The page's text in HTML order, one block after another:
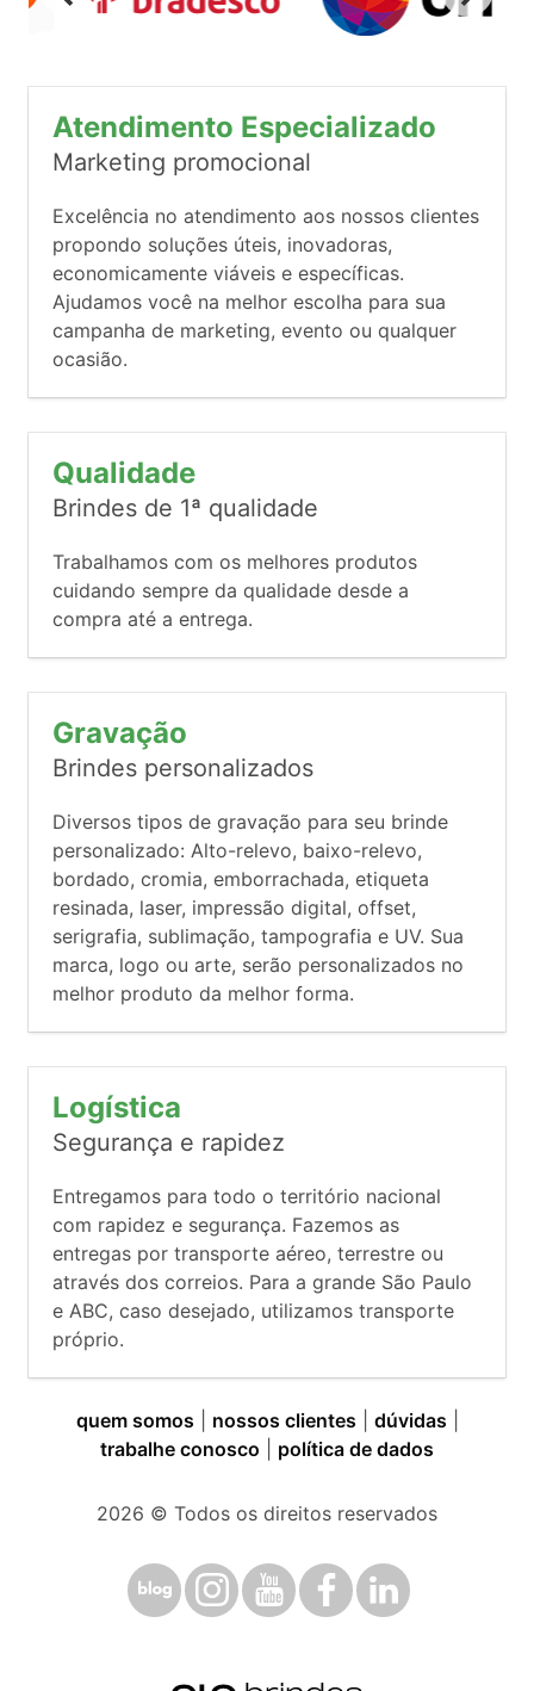
Atendimento Especializado
Marketing promocional
Excelência no atendimento aos nossos clientes
propondo soluções úteis, inovadoras,
economicamente viáveis e específicas.
Ajudamos você na melhor escolha para sua
campanha de marketing, evento ou qualquer
ocasião.
Qualidade
Brindes de 1ª qualidade
Trabalhamos com os melhores produtos
cuidando sempre da qualidade desde a
compra até a entrega.
Gravação
Brindes personalizados
Diversos tipos de gravação para seu brinde
personalizado: Alto-relevo, baixo-relevo,
bordado, cromia, emborrachada, etiqueta
resinada, laser, impressão digital, offset,
serigrafia, sublimação, tampografia e UV. Sua
marca, logo ou arte, serão personalizados no
melhor produto da melhor forma.
Logística
Segurança e rapidez
Entregamos para todo o território nacional
com rapidez e segurança. Fazemos as
entregas por transporte aéreo, terrestre ou
através dos correios. Para a grande São Paulo
e ABC, caso desejado, utilizamos transporte
próprio.
quem somos nossos clientes dúvidas
trabalhe conosco
política de dados
2026 © Todos os direitos reservados